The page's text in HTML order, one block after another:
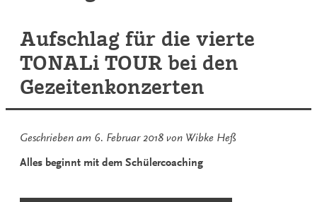
Aufschlag für die vierte
TONALi TOUR bei den
Gezeitenkonzerten
Geschrieben am 6. Februar 2018 von Wibke Heß
Alles beginnt mit dem Schülercoaching